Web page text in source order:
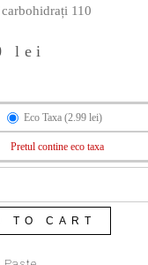
110
lei
Eco Taxa (2.99 lei)
Pretul contine eco taxa
TO CART